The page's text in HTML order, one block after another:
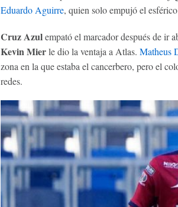
Eduardo Aguirre, quien solo empujó el esférico
Cruz Azulempató el marcador después de ir
Kevin Mierle dio la ventaja a Atlas. Matheus
zona en la que estaba el cancerbero, pero el
redes.